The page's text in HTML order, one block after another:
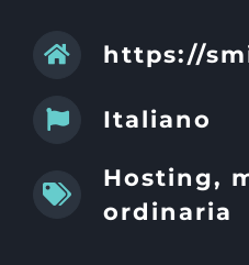
https://
Italiano
Hosting,
ordinaria